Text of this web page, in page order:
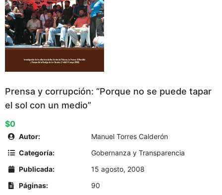
Prensa y corrupción: “Porque no se puede tapar
el sol con un medio”
$0
Autor:
Manuel Torres Calderón
Categoría:
Gobernanza y Transparencia
Publicada:
15 agosto, 2008
Páginas:
90